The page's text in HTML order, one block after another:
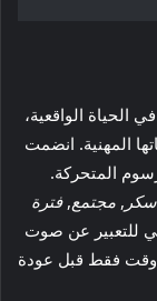
الحياة الواقعية،
المهنية. انضمت
المتحركة.
سكر , مجتمع,فترة
للتعبير عن صوت
وقت فقط قبل عودة